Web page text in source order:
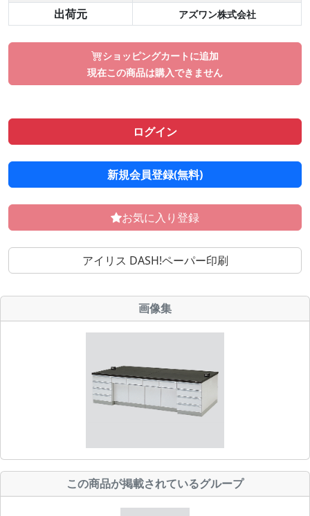
出荷元
アズワン株式会社
ショッピングカートに追加
現在この商品は購入できません
ログイン
新規会員登録(無料)
お気に入り登録
アイリス DASH!ペーパー印刷
画像集
この商品が掲載されているグループ